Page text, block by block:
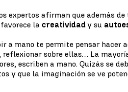
expertos afirman que además
la creatividady su
a mano te permite pensar hacer
reflexionar sobre ellas… La
escriben a mano. Quizás se
y que la imaginación se ve